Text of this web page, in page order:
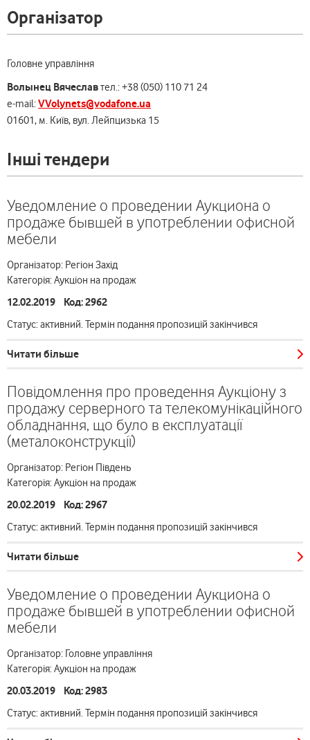
Організатор
Головне управління
Волынец Вячеславтел.: +38 (050) 110 71 24
e-mail:VVolynets@vodafone.ua
01601, м. Київ, вул. Лейпцизька 15
Інші тендери
Уведомление о проведении Аукциона о
продаже бывшей в употреблении офисной
мебели
Організатор: Регіон Захід
Категорія: Аукціон на продаж
12.02.2019 Код: 2962
Статус: активний. Термін подання пропозицій закінчився
Читати більше
Повідомлення про проведення Аукціону з
продажу серверного та телекомунікаційного
обладнання, що було в експлуатації
(металоконструкції)
Організатор: Регіон Південь
Категорія: Аукціон на продаж
20.02.2019 Код: 2967
Статус: активний. Термін подання пропозицій закінчився
Читати більше
Уведомление о проведении Аукциона о
продаже бывшей в употреблении офисной
мебели
Організатор: Головне управління
Категорія: Аукціон на продаж
20.03.2019 Код: 2983
Статус: активний. Термін подання пропозицій закінчився